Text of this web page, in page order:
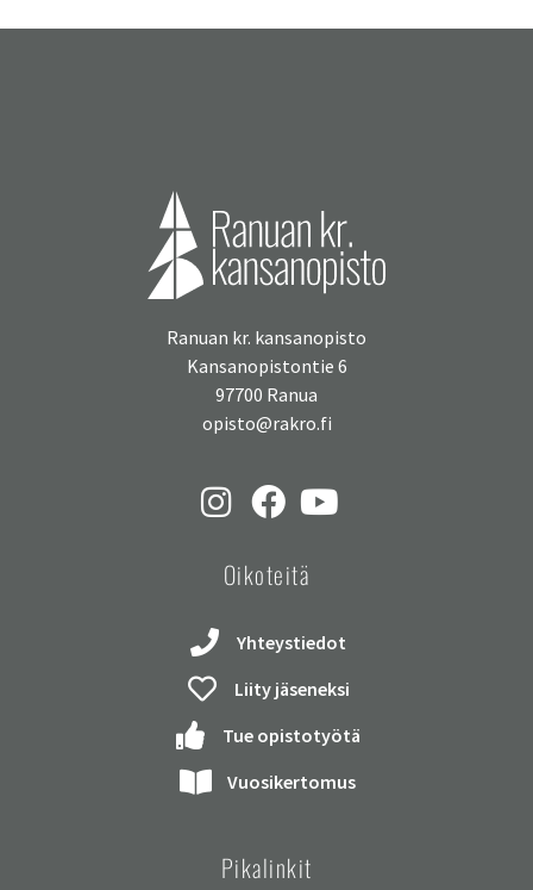
Ranuan kr. kansanopisto
Kansanopistontie 6
97700 Ranua
opisto@rakro.fi
Oikoteitä
Yhteystiedot
Liity jäseneksi
Tue opistotyötä
Vuosikertomus
Pikalinkit